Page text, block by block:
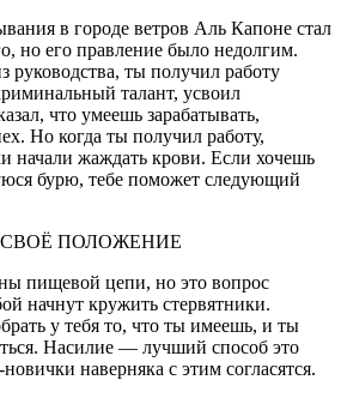
в городе ветров Аль Капоне стал
но его правление было недолгим.
руководства, ты получил работу
талант, усвоил
что умеешь зарабатывать,
Но когда ты получил работу,
начали жаждать крови. Если хочешь
бурю, тебе поможет следующий
ПОЛОЖЕНИЕ
пищевой цепи, но это вопрос
начнут кружить стервятники.
у тебя то, что ты имеешь, и ты
Насилие — лучший способ это
наверняка с этим согласятся.